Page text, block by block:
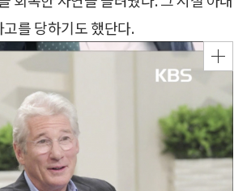
를 당하기도 했단다.